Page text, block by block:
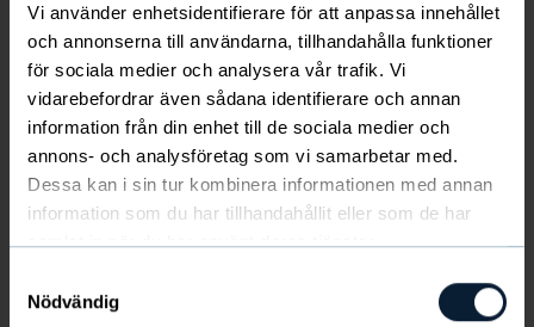
Vi använder enhetsidentifierare för att anpassa innehållet
och annonserna till användarna, tillhandahålla funktioner
för sociala medier och analysera vår trafik. Vi
vidarebefordrar även sådana identifierare och annan
information från din enhet till de sociala medier och
annons- och analysföretag som vi samarbetar med.
Dessa kan i sin tur kombinera informationen med annan
information som du har tillhandahållit eller som de har
samlat in när du har använt deras tjänster.
Nödvändig
2023-03-10 — 2023-03-12
Hockey
14 år
Malungs IF
Fredrik Eriksson
0730 72 29 86